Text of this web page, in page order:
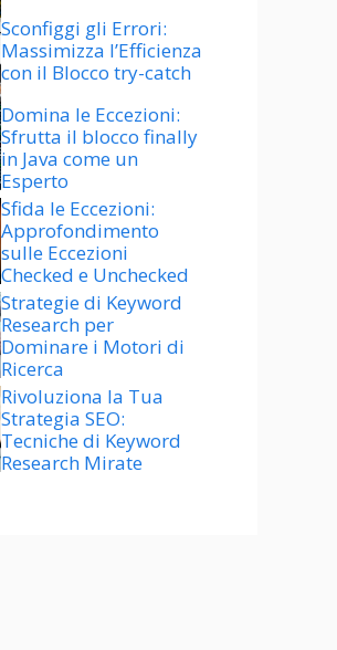
Sconfiggi gli Errori:
Massimizza l’Efficienza
con il Blocco try-catch
Domina le Eccezioni:
Sfrutta il blocco finally
in Java come un
Esperto
Sfida le Eccezioni:
Approfondimento
sulle Eccezioni
Checked e Unchecked
Strategie di Keyword
Research per
Dominare i Motori di
Ricerca
Rivoluziona la Tua
Strategia SEO:
Tecniche di Keyword
Research Mirate